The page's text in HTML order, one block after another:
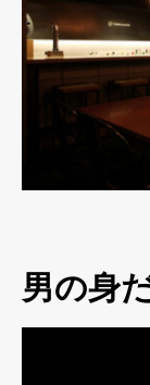
男の身